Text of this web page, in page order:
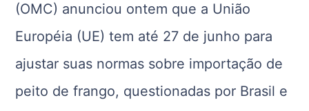
(OMC) anunciou ontem que a União
Européia (UE) tem até 27 de junho para
ajustar suas normas sobre importação de
peito de frango, questionadas por Brasil e